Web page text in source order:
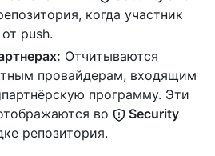
когда участник
push.
Отчитываются
провайдерам, входящим
программу. Эти
во
Security
репозитория.